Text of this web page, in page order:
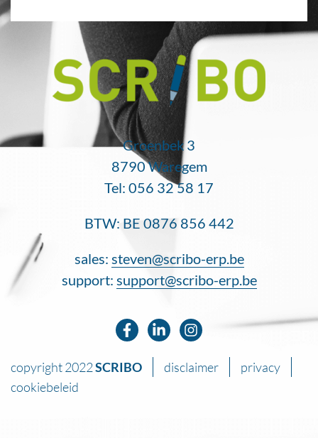
Groenbek 3
8790 Waregem
Tel: 056 32 58 17
BTW: BE 0876 856 442
sales: steven@scribo-erp.be
support: support@scribo-erp.be
copyright 2022SCRIBO disclaimer
privacy
cookiebeleid